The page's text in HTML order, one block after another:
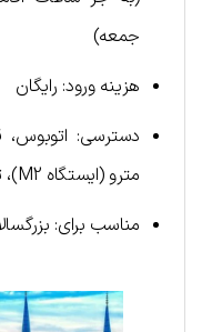
جمعه)
هزینه ورود: رایگان
دسترسی: اتوبوس،
مترو (ایستگاه M2)، تراموا (T1)
مناسب برای: